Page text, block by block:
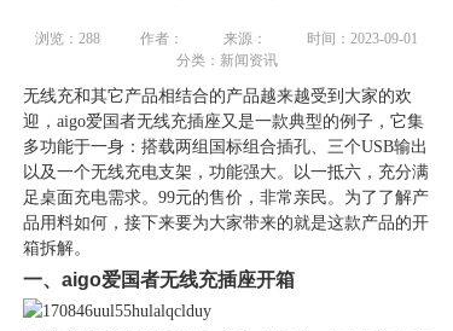
浏览：288 作者： 来源：
时间：2023-09-01
分类：新闻资讯
无线充和其它产品相结合的产品越来越受到大家的欢
迎，aigo爱国者无线充插座又是一款典型的例子，它集
多功能于一身：搭载两组国标组合插孔、三个USB输出
以及一个无线充电支架，功能强大。以一抵六，充分满
足桌面充电需求。99元的售价，非常亲民。为了了解产
品用料如何，接下来要为大家带来的就是这款产品的开
箱拆解。
一、aigo爱国者无线充插座开箱